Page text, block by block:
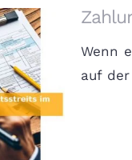
Wenn
auf